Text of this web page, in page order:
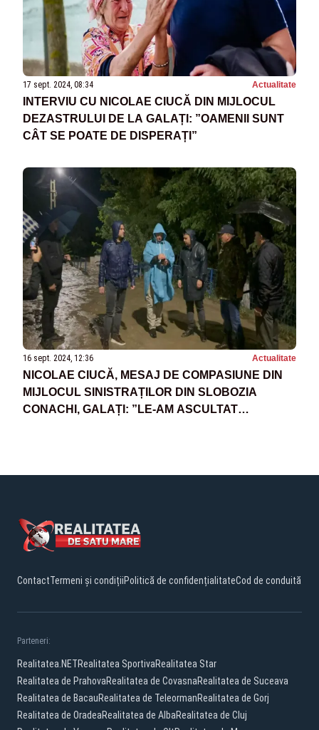
17 sept. 2024, 08:34 Actualitate
INTERVIU CU NICOLAE CIUCĂ DIN MIJLOCUL
DEZASTRULUI DE LA GALAȚI: ”OAMENII SUNT
CÂT SE POATE DE DISPERAȚI”
16 sept. 2024, 12:36 Actualitate
NICOLAE CIUCĂ, MESAJ DE COMPASIUNE DIN
MIJLOCUL SINISTRAȚILOR DIN SLOBOZIA
CONACHI, GALAȚI: ”LE-AM ASCULTAT
ContactTermeni și condițiiPolitică de confidențialitateCod de conduită
Parteneri:
Realitatea.NETRealitatea SportivaRealitatea Star
Realitatea de PrahovaRealitatea de CovasnaRealitatea de Suceava
Realitatea de BacauRealitatea de TeleormanRealitatea de Gorj
Realitatea de OradeaRealitatea de AlbaRealitatea de Cluj